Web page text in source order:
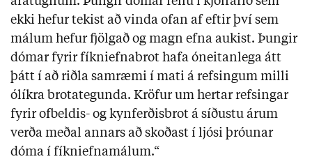
ekki hefur tekist að vinda ofan af eftir því sem
málum hefur fjölgað og magn efna aukist. Þungir
dómar fyrir fíkniefnabrot hafa óneitanlega átt
þátt í að riðla samræmi í mati á refsingum milli
ólíkra brotategunda. Kröfur um hertar refsingar
fyrir ofbeldis- og kynferðisbrot á síðustu árum
verða meðal annars að skoðast í ljósi þróunar
dóma í fíkniefnamálum.“